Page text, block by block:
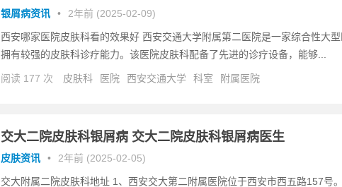
银屑病资讯 • 2年前 (2025-02-09)
西安哪家医院皮肤科看的效果好 西安交通大学附属第二医院是一家综合性大型
拥有较强的皮肤科诊疗能力。该医院皮肤科配备了先进的诊疗设备，能够...
阅读 177 次 皮肤科 医院 西安交通大学 科室 附属医院
交大二院皮肤科银屑病 交大二院皮肤科银屑病医生
皮肤资讯 • 2年前 (2025-02-05)
交大附属二院皮肤科地址 1、西安交大第二附属医院位于西安市西五路157号